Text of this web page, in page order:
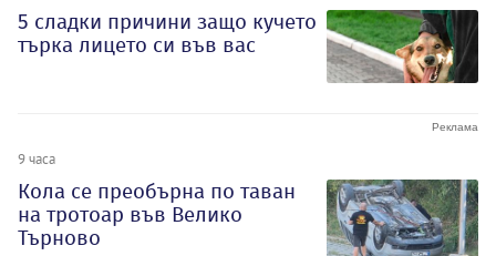
5 сладки причини защо кучето
търка лицето си във вас
9 часа
Кола се преобърна по таван
на тротоар във Велико
Търново